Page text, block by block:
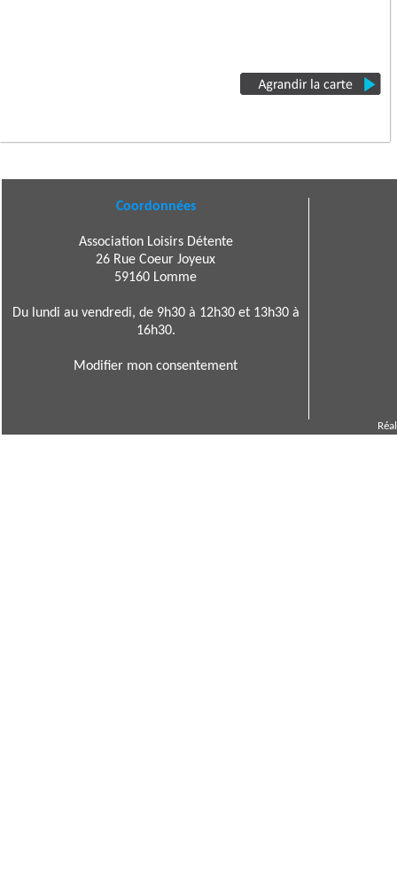
Coordonnées
Association Loisirs Détente
26 Rue Coeur Joyeux
59160 Lomme
Du lundi au vendredi, de 9h30 à 12h30 et 13h30 à
16h30.
Modifier mon consentement